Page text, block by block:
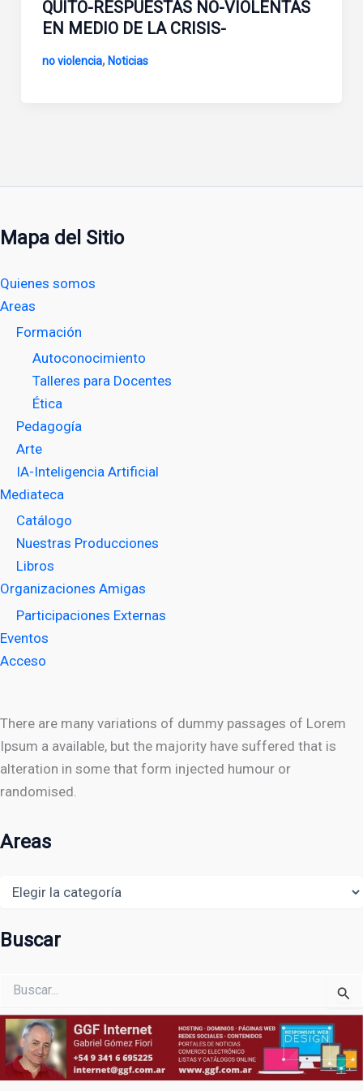
QUITO-RESPUESTAS NO-VIOLENTAS
EN MEDIO DE LA CRISIS-
no violencia,Noticias
Mapa del Sitio
Quienes somos
Areas
Formación
Autoconocimiento
Talleres para Docentes
Ética
Pedagogía
Arte
IA-Inteligencia Artificial
Mediateca
Catálogo
Nuestras Producciones
Libros
Organizaciones Amigas
Participaciones Externas
Eventos
Acceso
There are many variations of dummy passages of Lorem
Ipsum a available, but the majority have suffered that is
alteration in some that form injected humour or
randomised.
Areas
Buscar
por: